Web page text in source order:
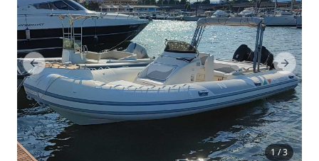
1 / 3
Previous Slide Next